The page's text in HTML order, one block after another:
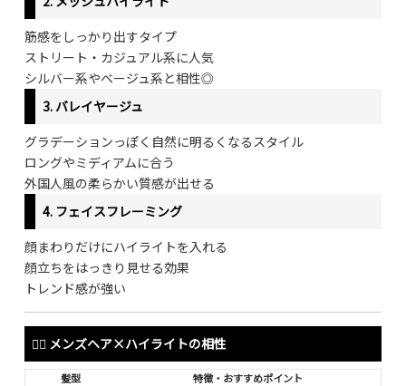
筋感をしっかり出すタイプ
ストリート・カジュアル系に人気
シルバー系やベージュ系と相性◎
3. バレイヤージュ
グラデーションっぽく自然に明るくなるスタイル
ロングやミディアムに合う
外国人風の柔らかい質感が出せる
4. フェイスフレーミング
顔まわりだけにハイライトを入れる
顔立ちをはっきり見せる効果
トレンド感が強い
💇‍♂️ メンズヘア×ハイライトの相性
髪型
特徴・おすすめポイント